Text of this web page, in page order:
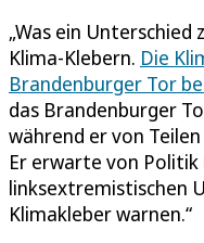
„Was ein Unterschied
Klima-Klebern. Die
Brandenburger Tor
das Brandenburger
während er von
Er erwarte von Politik
linksextremistischen
Klimakleber warnen.“